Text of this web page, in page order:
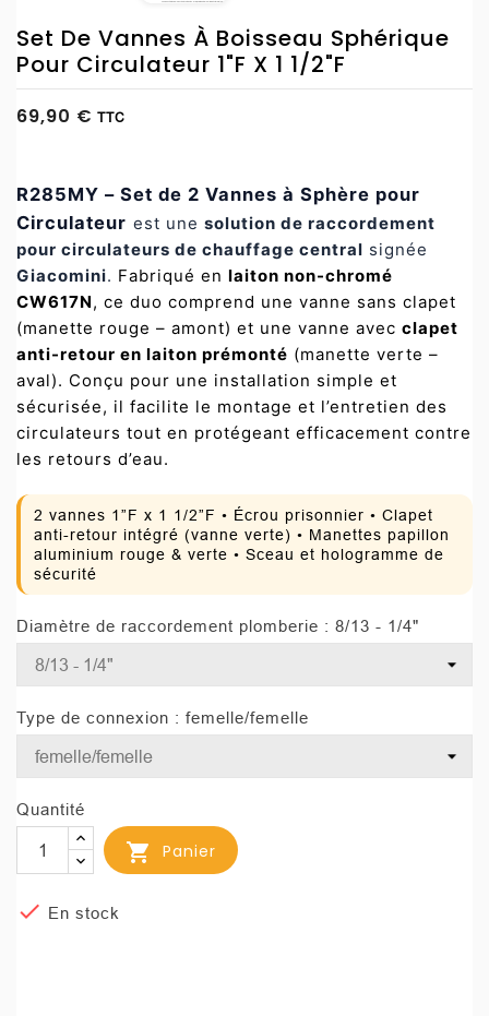
Set De Vannes À Boisseau Sphérique
Pour Circulateur 1"F X 1 1/2"F
69,90 € TTC
R285MY – Set de 2 Vannes à Sphère pour
Circulateur est une solution de raccordement
pour circulateurs de chauffage central signée
Giacomini. Fabriqué en laiton non-chromé
CW617N, ce duo comprend une vanne sans clapet
(manette rouge – amont) et une vanne avec clapet
anti-retour en laiton prémonté (manette verte –
aval). Conçu pour une installation simple et
sécurisée, il facilite le montage et l’entretien des
circulateurs tout en protégeant efficacement contre
les retours d’eau.
2 vannes 1”F x 1 1/2”F • Écrou prisonnier • Clapet
anti-retour intégré (vanne verte) • Manettes papillon
aluminium rouge & verte • Sceau et hologramme de
sécurité
Diamètre de raccordement plomberie : 8/13 - 1/4"
Type de connexion : femelle/femelle
Quantité
 Panier
 En stock